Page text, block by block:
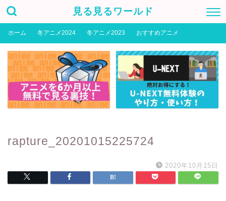
見る見るワールド
ホーム 冬アニメ2024 冬アニメ2023 おすすめアニメ
rapture_20201015225724
2020年10月15日